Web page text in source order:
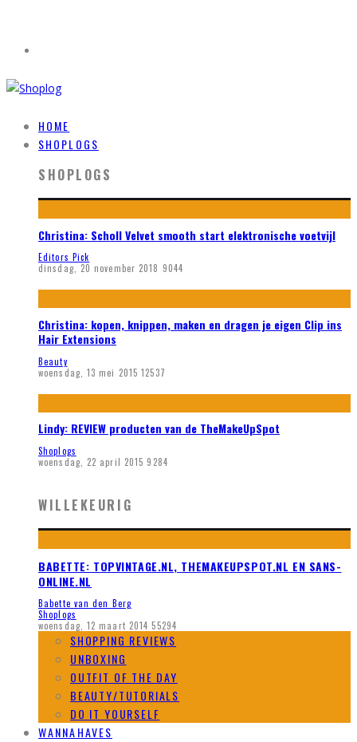
HOME
SHOPLOGS
SHOPLOGS
Christina: Scholl Velvet smooth start elektronische voetvijl
Editors Pick
dinsdag, 20 november 2018 9044
Christina: kopen, knippen, maken en dragen je eigen Clip ins
Hair Extensions
Beauty
woensdag, 13 mei 2015 12537
Lindy: REVIEW producten van de TheMakeUpSpot
Shoplogs
woensdag, 22 april 2015 9284
WILLEKEURIG
BABETTE: TOPVINTAGE.NL, THEMAKEUPSPOT.NL EN SANS-
ONLINE.NL
Babette van den Berg
Shoplogs
woensdag, 12 maart 2014 55294
SHOPPING REVIEWS
UNBOXING
OUTFIT OF THE DAY
BEAUTY/TUTORIALS
DO IT YOURSELF
WANNAHAVES